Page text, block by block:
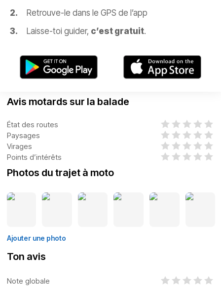
Retrouve-le dans le GPS de l’app
Laisse-toi guider, c’est gratuit.
Avis motards sur la balade
État des routes
Paysages
Virages
Points d’intérêts
Photos du trajet à moto
Ajouter une photo
Ton avis
Note globale